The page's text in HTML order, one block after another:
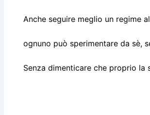
Anche seguire meglio un regime
ognuno può sperimentare da sè,
Senza dimenticare che proprio